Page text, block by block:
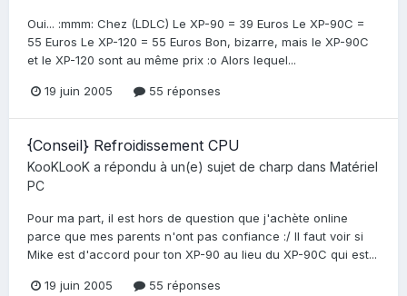
Oui... :mmm: Chez (LDLC) Le XP-90 = 39 Euros Le XP-90C =
55 Euros Le XP-120 = 55 Euros Bon, bizarre, mais le XP-90C
et le XP-120 sont au même prix :o Alors lequel...
19 juin 2005 55 réponses
{Conseil} Refroidissement CPU
KooKLooK a répondu à un(e) sujet de charp dans Matériel
PC
Pour ma part, il est hors de question que j'achète online
parce que mes parents n'ont pas confiance :/ Il faut voir si
Mike est d'accord pour ton XP-90 au lieu du XP-90C qui est...
19 juin 2005 55 réponses